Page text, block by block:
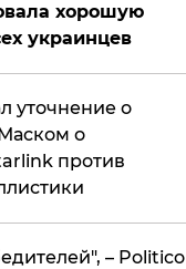
хорошую
украинцев
уточнение о
о
против
– Politico